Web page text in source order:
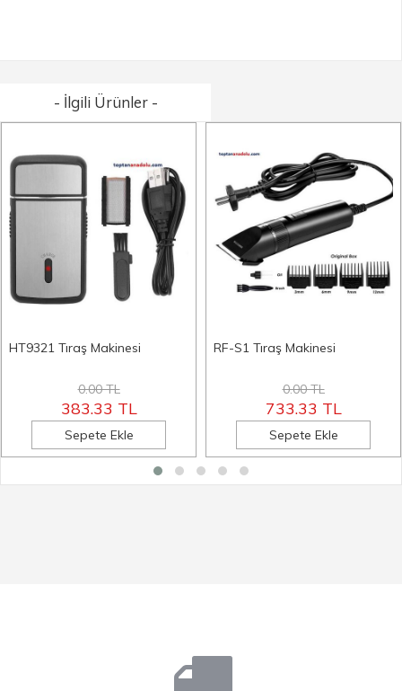
- İlgili Ürünler -
HT9321 Tıraş Makinesi
0.00 TL
383.33 TL
Sepete Ekle
RF-S1 Tıraş Makinesi
0.00 TL
733.33 TL
Sepete Ekle